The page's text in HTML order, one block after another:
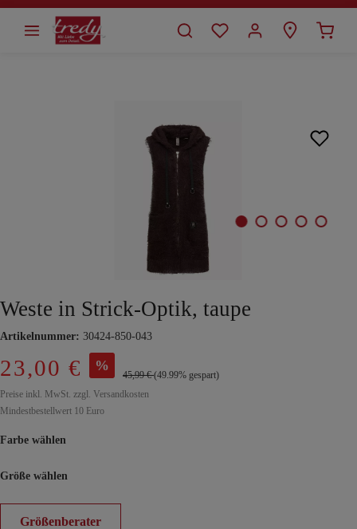
springen
Weste in Strick-Optik, taupe
Artikelnummer: 30424-850-043
23,00 € %
45,99 €(49.99% gespart)
Preise inkl. MwSt. zzgl. Versandkosten
Mindestbestellwert 10 Euro
Farbe wählen
Größe wählen
Größenberater